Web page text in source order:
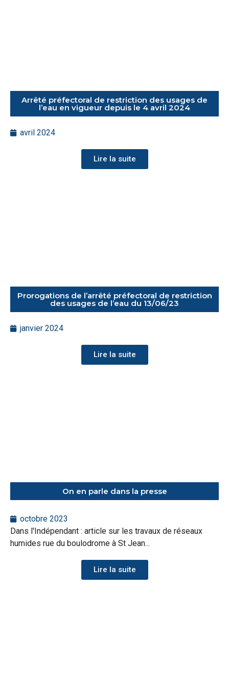
Arrêté préfectoral de restriction des usages de
l’eau en vigueur depuis le 4 avril 2024
avril 2024
Lire la suite
Prorogations de l’arrêté préfectoral de restriction
des usages de l’eau du 13/06/23
janvier 2024
Lire la suite
On en parle dans la presse
octobre 2023
Dans l'Indépendant : article sur les travaux de réseaux
humides rue du boulodrome à St Jean...
Lire la suite